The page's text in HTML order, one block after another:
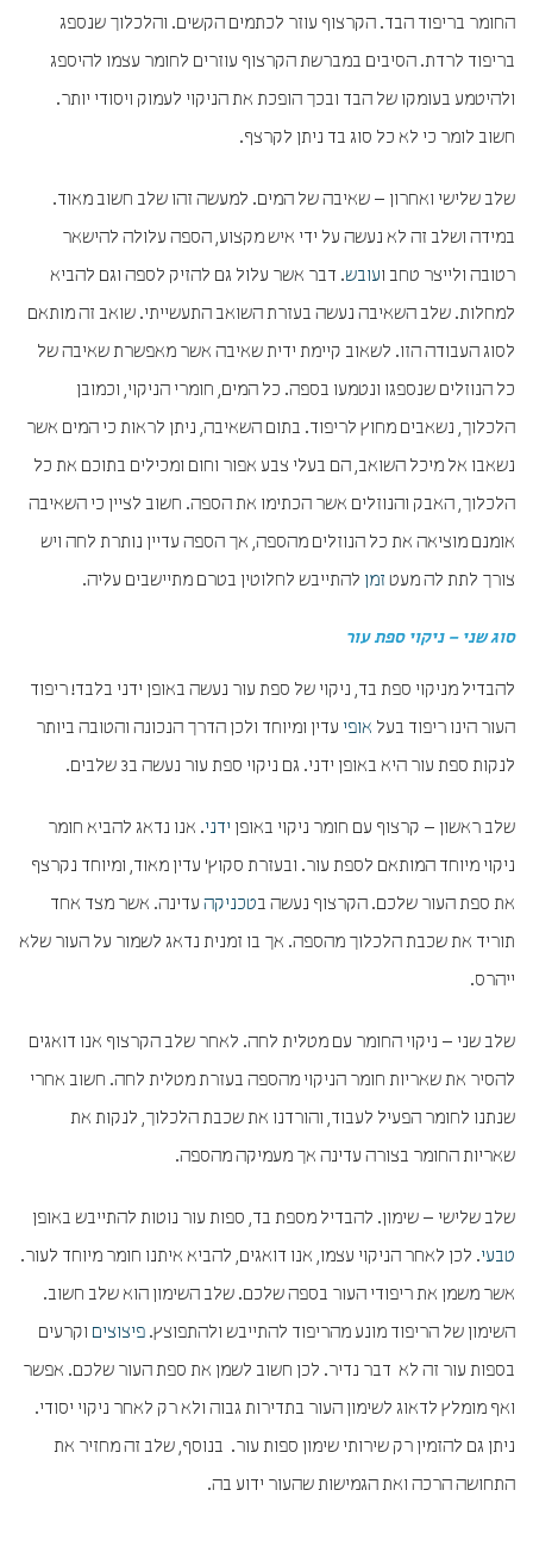
החומר בריפוד הבד. הקרצוף עוזר לכתמים הקשים. והלכלוך שנספג
בריפוד לרדת. הסיבים במברשת הקרצוף עוזרים לחומר עצמו להיספג
ולהיטמע בעומקו של הבד ובכך הופכת את הניקוי לעמוק ויסודי יותר.
חשוב לומר כי לא כל סוג בד ניתן לקרצף.
שלב שלישי ואחרון – שאיבה של המים. למעשה זהו שלב חשוב מאוד.
במידה ושלב זה לא נעשה על ידי איש מקצוע, הספה עלולה להישאר
רטובה ולייצר טחב ועובש. דבר אשר עלול גם להזיק לספה וגם להביא
למחלות. שלב השאיבה נעשה בעזרת השואב התעשייתי. שואב זה מותאם
לסוג העבודה הזו. לשאוב קיימת ידית שאיבה אשר מאפשרת שאיבה של
כל הנוזלים שנספגו ונטמעו בספה. כל המים, חומרי הניקוי, וכמובן
הלכלוך, נשאבים מחוץ לריפוד. בתום השאיבה, ניתן לראות כי המים אשר
נשאבו אל מיכל השואב, הם בעלי צבע אפור וחום ומכילים בתוכם את כל
הלכלוך, האבק והנוזלים אשר הכתימו את הספה. חשוב לציין כי השאיבה
אומנם מוציאה את כל הנוזלים מהספה, אך הספה עדיין נותרת לחה ויש
צורך לתת לה מעט זמן להתייבש לחלוטין בטרם מתיישבים עליה.
סוג שני – ניקוי ספת עור
להבדיל מניקוי ספת בד, ניקוי של ספת עור נעשה באופן ידני בלבד! ריפוד
העור הינו ריפוד בעל אופי עדין ומיוחד ולכן הדרך הנכונה והטובה ביותר
לנקות ספת עור היא באופן ידני. גם ניקוי ספת עור נעשה ב3 שלבים.
שלב ראשון – קרצוף עם חומר ניקוי באופן ידני. אנו נדאג להביא חומר
ניקוי מיוחד המותאם לספת עור. ובעזרת סקוץ' עדין מאוד, ומיוחד נקרצף
את ספת העור שלכם. הקרצוף נעשה בטכניקה עדינה. אשר מצד אחד
תוריד את שכבת הלכלוך מהספה. אך בו זמנית נדאג לשמור על העור שלא
ייהרס.
שלב שני – ניקוי החומר עם מטלית לחה. לאחר שלב הקרצוף אנו דואגים
להסיר את שאריות חומר הניקוי מהספה בעזרת מטלית לחה. חשוב אחרי
שנתנו לחומר הפעיל לעבוד, והורדנו את שכבת הלכלוך, לנקות את
שאריות החומר בצורה עדינה אך מעמיקה מהספה.
שלב שלישי – שימון. להבדיל מספת בד, ספות עור נוטות להתייבש באופן
טבעי. לכן לאחר הניקוי עצמו, אנו דואגים, להביא איתנו חומר מיוחד לעור.
אשר משמן את ריפודי העור בספה שלכם. שלב השימון הוא שלב חשוב.
השימון של הריפוד מונע מהריפוד להתייבש ולהתפוצץ. פיצוצים וקרעים
בספות עור זה לא דבר נדיר. לכן חשוב לשמן את ספת העור שלכם. אפשר
ואף מומלץ לדאוג לשימון העור בתדירות גבוה ולא רק לאחר ניקוי יסודי.
ניתן גם להזמין רק שירותי שימון ספות עור. בנוסף, שלב זה מחזיר את
התחושה הרכה ואת הגמישות שהעור ידוע בה.